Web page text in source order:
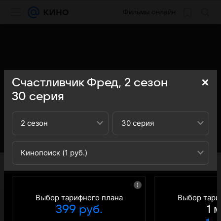
Счастливчик Фред, 2 сезон
30 серия
2 сезон 30 серия
Кинопоиск (1 руб.)
Выбор тарифного плана
399 руб.
Выбор
1